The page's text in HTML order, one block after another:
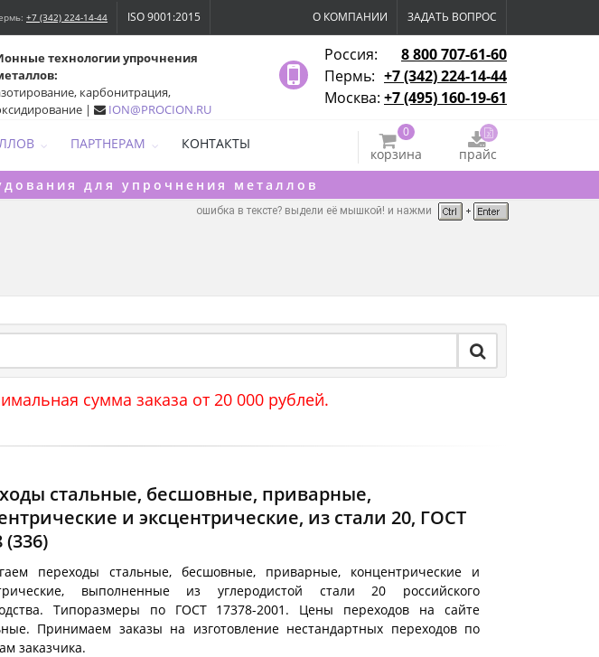
О КОМПАНИИ ЗАДАТЬ ВОПРОС
+7 (342) 224-14-44 ISO 9001:2015
Россия:
8 800 707-61-60
Пермь: +7 (342) 224-14-44
Москва: +7 (495) 160-19-61
технологии упрочнения
карбонитрация,
|
ION@PROCION.RU
ПАРТНЕРАМ КОНТАКТЫ
0
корзина
прайс
для упрочнения металлов
ошибка в тексте? выдели её мышкой! и нажми
сумма заказа от 20 000 рублей.
стальные, бесшовные, приварные,
и эксцентрические, из стали 20, ГОСТ
(336)
переходы стальные, бесшовные, приварные, концентрические и
выполненные из углеродистой стали 20 российского
Типоразмеры по ГОСТ 17378-2001. Цены переходов на сайте
Принимаем заказы на изготовление нестандартных переходов по
заказчика.